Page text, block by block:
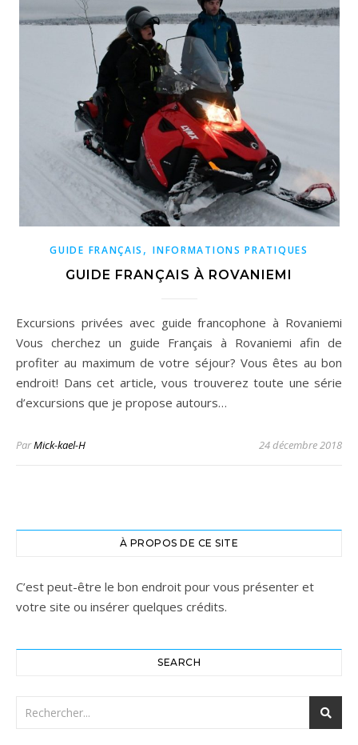
GUIDE FRANÇAIS ,INFORMATIONS PRATIQUES
GUIDE FRANÇAIS À ROVANIEMI
Excursions privées avec guide francophone à Rovaniemi
Vous cherchez un guide Français à Rovaniemi afin de
profiter au maximum de votre séjour? Vous êtes au bon
endroit! Dans cet article, vous trouverez toute une série
d’excursions que je propose autours…
ParMick-kael-H 24 décembre 2018
À PROPOS DE CE SITE
C’est peut-être le bon endroit pour vous présenter et
votre site ou insérer quelques crédits.
SEARCH